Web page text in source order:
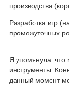
производства
Разработка игр
промежуточных
Я упомянула, что
инструменты.
данный момент